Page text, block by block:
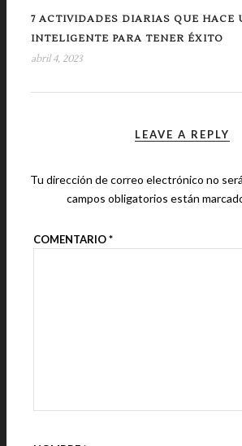
7 ACTIVIDADES DIARIAS QUE HACE
INTELIGENTE PARA TENER ÉXITO
abril 4, 2023
LEAVE A REPLY
Tu dirección de correo electrónico no
campos obligatorios están
COMENTARIO*